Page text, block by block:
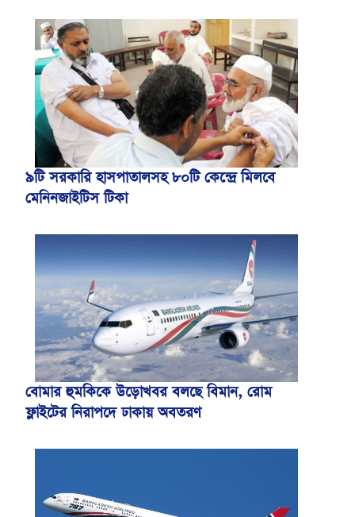
৯টি সরকারি হাসপাতালসহ ৮০টি কেন্দ্রে মিলবে
মেনিনজাইটিস টিকা
বোমার হুমকিকে উড়োখবর বলছে বিমান, রোম
ফ্লাইটের নিরাপদে ঢাকায় অবতরণ